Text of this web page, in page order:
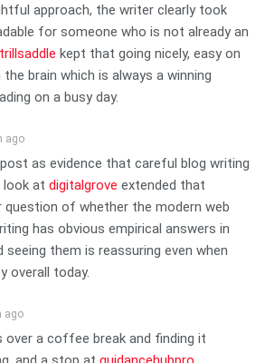
approach, the writer clearly took
for someone who is not already an
trillsaddle kept that going nicely, easy on
brain which is always a winning
on a busy day.
ago
as evidence that careful blog writing
look at digitalgrove extended that
question of whether the modern web
has obvious empirical answers in
them is reassuring even when
overall today.
ago
over a coffee break and finding it